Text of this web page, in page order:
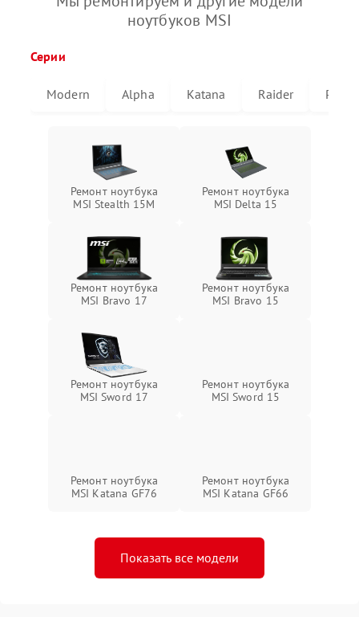
ноутбуков MSI
Серии
Modern Alpha Katana Raider Pulse
Ремонт ноутбука
MSI Stealth 15M
Ремонт ноутбука
MSI Delta 15
Ремонт ноутбука
MSI Bravo 17
Ремонт ноутбука
MSI Bravo 15
Ремонт ноутбука
MSI Sword 17
Ремонт ноутбука
MSI Sword 15
Ремонт ноутбука
MSI Katana GF76
Ремонт ноутбука
MSI Katana GF66
Показать все модели